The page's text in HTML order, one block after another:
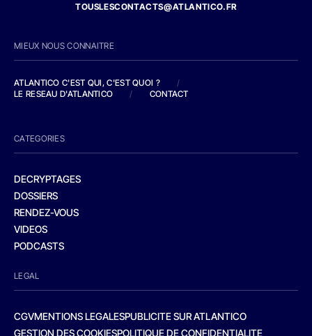
TOUSLESCONTACTS@ATLANTICO.FR
MIEUX NOUS CONNAITRE
ATLANTICO C'EST QUI, C'EST QUOI ?
/
LE RESEAU D'ATLANTICO
/ CONTACT
CATEGORIES
DECRYPTAGES
DOSSIERS
RENDEZ-VOUS
VIDEOS
PODCASTS
LEGAL
CGVMENTIONS LEGALESPUBLICITE SUR ATLANTICO
GESTION DES COOKIESPOLITIQUE DE CONFIDENTIALITE